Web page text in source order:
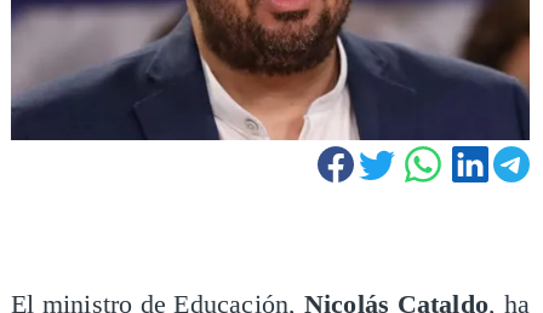
El ministro de Educación, Nicolás Cataldo, ha